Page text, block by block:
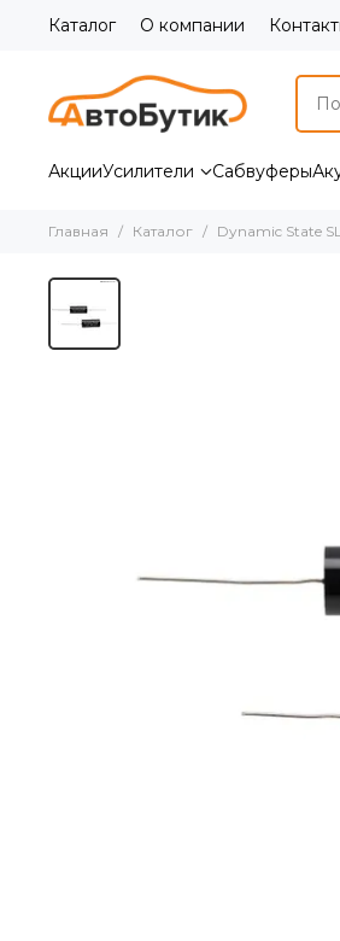
Каталог О компании
АкцииУсилители Сабвуферы
Главная Каталог Dynamic State